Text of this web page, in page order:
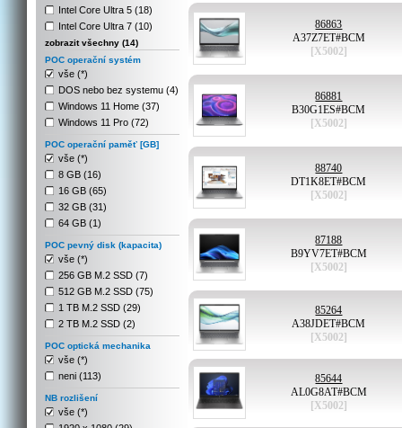
Intel Core Ultra 5 (18)
Intel Core Ultra 7 (10)
zobrazit všechny (14)
POC operační systém
vše (*)
DOS nebo bez systemu (4)
Windows 11 Home (37)
Windows 11 Pro (72)
POC operační paměť [GB]
vše (*)
8 GB (16)
16 GB (65)
32 GB (31)
64 GB (1)
POC pevný disk (kapacita)
vše (*)
256 GB M.2 SSD (7)
512 GB M.2 SSD (75)
1 TB M.2 SSD (29)
2 TB M.2 SSD (2)
POC optická mechanika
vše (*)
neni (113)
NB rozlišení
vše (*)
86863
A37Z7ET#BCM
[X5002]
86881
B30G1ES#BCM
[X5002]
88740
DT1K8ET#BCM
[X5002]
87188
B9YV7ET#BCM
[X5002]
85264
A38JDET#BCM
[X5002]
85644
AL0G8AT#BCM
[X5002]